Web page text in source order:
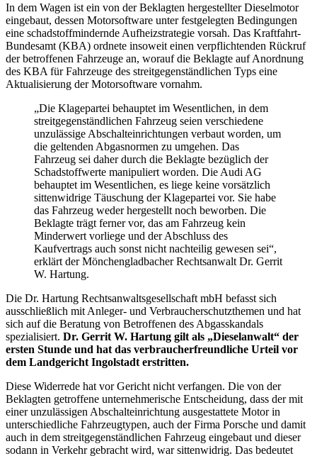
In dem Wagen ist ein von der Beklagten hergestellter Dieselmotor
eingebaut, dessen Motorsoftware unter festgelegten Bedingungen
eine schadstoffmindernde Aufheizstrategie vorsah. Das Kraftfahrt-
Bundesamt (KBA) ordnete insoweit einen verpflichtenden Rückruf
der betroffenen Fahrzeuge an, worauf die Beklagte auf Anordnung
des KBA für Fahrzeuge des streitgegenständlichen Typs eine
Aktualisierung der Motorsoftware vornahm.
„Die Klagepartei behauptet im Wesentlichen, in dem
streitgegenständlichen Fahrzeug seien verschiedene
unzulässige Abschalteinrichtungen verbaut worden, um
die geltenden Abgasnormen zu umgehen. Das
Fahrzeug sei daher durch die Beklagte bezüglich der
Schadstoffwerte manipuliert worden. Die Audi AG
behauptet im Wesentlichen, es liege keine vorsätzlich
sittenwidrige Täuschung der Klagepartei vor. Sie habe
das Fahrzeug weder hergestellt noch beworben. Die
Beklagte trägt ferner vor, das am Fahrzeug kein
Minderwert vorliege und der Abschluss des
Kaufvertrags auch sonst nicht nachteilig gewesen sei“,
erklärt der Mönchengladbacher Rechtsanwalt Dr. Gerrit
W. Hartung.
Die Dr. Hartung Rechtsanwaltsgesellschaft mbH befasst sich
ausschließlich mit Anleger- und Verbraucherschutzthemen und hat
sich auf die Beratung von Betroffenen des Abgasskandals
spezialisiert. Dr. Gerrit W. Hartung gilt als „Dieselanwalt“ der
ersten Stunde und hat das verbraucherfreundliche Urteil vor
dem Landgericht Ingolstadt erstritten.
Diese Widerrede hat vor Gericht nicht verfangen. Die von der
Beklagten getroffene unternehmerische Entscheidung, dass der mit
einer unzulässigen Abschalteinrichtung ausgestattete Motor in
unterschiedliche Fahrzeugtypen, auch der Firma Porsche und damit
auch in dem streitgegenständlichen Fahrzeug eingebaut und dieser
sodann in Verkehr gebracht wird, war sittenwidrig. Das bedeutet